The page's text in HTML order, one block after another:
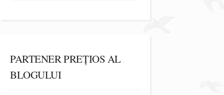
PARTENER PREȚIOS AL
BLOGULUI